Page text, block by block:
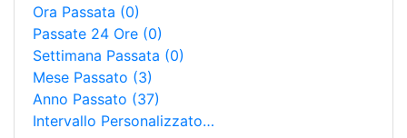
Ora Passata (0)
Passate 24 Ore (0)
Settimana Passata (0)
Mese Passato (3)
Anno Passato (37)
Intervallo Personalizzato…